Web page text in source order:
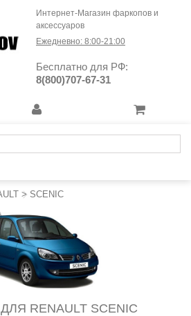
Интернет-Магазин фаркопов и
аксессуаров
Ежедневно: 8:00-21:00
Бесплатно для РФ:
8(800)707-67-31
> SCENIC
RENAULT SCENIC